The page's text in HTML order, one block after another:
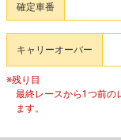
確定車番
キャリーオーバー
※残り目
最終レースから1つ前の
ます。